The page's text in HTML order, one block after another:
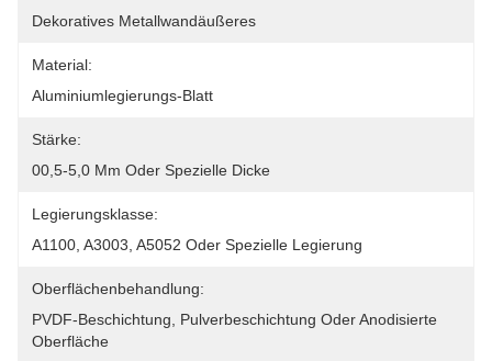
Dekoratives Metallwandäußeres
Material:
Aluminiumlegierungs-Blatt
Stärke:
00,5-5,0 Mm Oder Spezielle Dicke
Legierungsklasse:
A1100, A3003, A5052 Oder Spezielle Legierung
Oberflächenbehandlung:
PVDF-Beschichtung, Pulverbeschichtung Oder Anodisierte
Oberfläche